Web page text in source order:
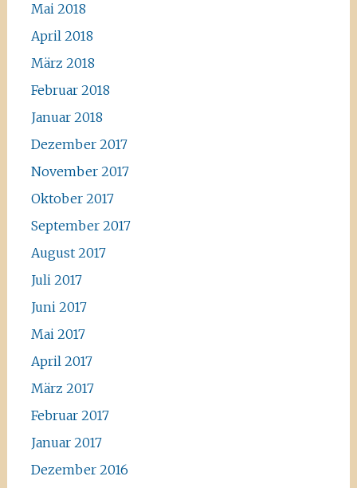
Mai 2018
April 2018
März 2018
Februar 2018
Januar 2018
Dezember 2017
November 2017
Oktober 2017
September 2017
August 2017
Juli 2017
Juni 2017
Mai 2017
April 2017
März 2017
Februar 2017
Januar 2017
Dezember 2016